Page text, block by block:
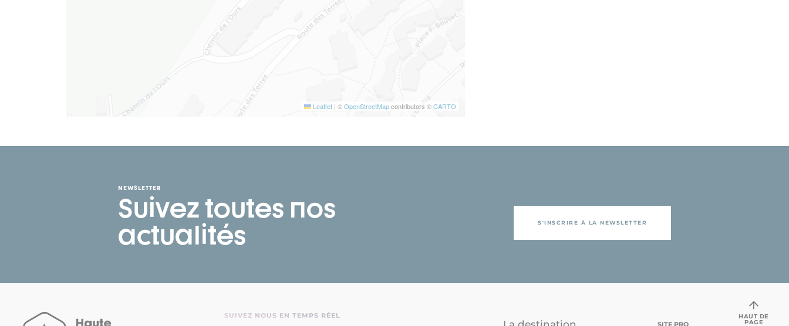
Leaflet | ©OpenStreetMapcontributors ©CARTO
NEWSLETTER
Suivez toutes nos
actualités
S'INSCRIRE À LA NEWSLETTER
SUIVEZ NOUS EN TEMPS RÉEL
SITE PRO
HAUT DE
PAGE